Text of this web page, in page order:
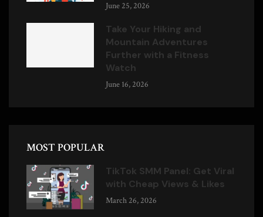
June 25, 2026
Take Your Hiking and
Mountain Adventures
Further with a Fitness
Watch
June 16, 2026
MOST POPULAR
TikTok SMM Panel: Get Viral
with Cheap Views & Likes
March 26, 2026